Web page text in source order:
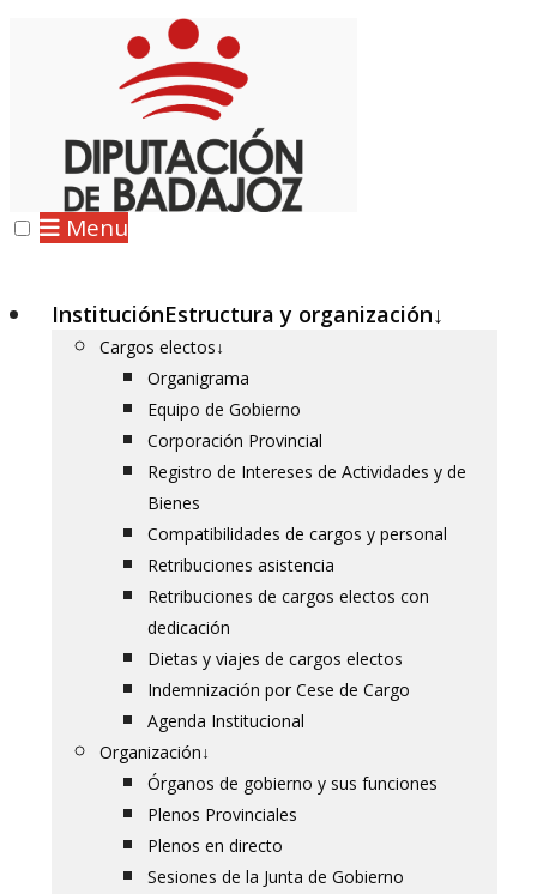
Menu
InstituciónEstructura y organización↓
Cargos electos↓
Organigrama
Equipo de Gobierno
Corporación Provincial
Registro de Intereses de Actividades y de
Bienes
Compatibilidades de cargos y personal
Retribuciones asistencia
Retribuciones de cargos electos con
dedicación
Dietas y viajes de cargos electos
Indemnización por Cese de Cargo
Agenda Institucional
Organización↓
Órganos de gobierno y sus funciones
Plenos Provinciales
Plenos en directo
Sesiones de la Junta de Gobierno